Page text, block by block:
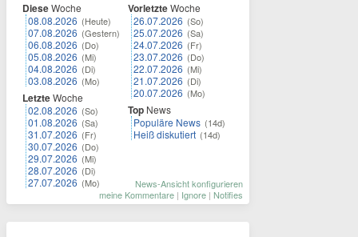
DieseWoche
08.08.2026 (Heute)
07.08.2026 (Gestern)
06.08.2026 (Do)
05.08.2026 (Mi)
04.08.2026 (Di)
03.08.2026 (Mo)
LetzteWoche
02.08.2026 (So)
01.08.2026 (Sa)
31.07.2026 (Fr)
30.07.2026 (Do)
29.07.2026 (Mi)
28.07.2026 (Di)
27.07.2026 (Mo)
VorletzteWoche
26.07.2026 (So)
25.07.2026 (Sa)
24.07.2026 (Fr)
23.07.2026 (Do)
22.07.2026 (Mi)
21.07.2026 (Di)
20.07.2026 (Mo)
Top News
Populäre News (14d)
Heiß diskutiert (14d)
News-Ansicht konfigurieren
meine Kommentare | Ignore | Notifies